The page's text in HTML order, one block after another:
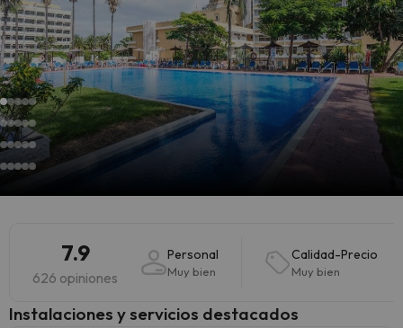
7.9
626 opiniones
Personal
Muy bien
Calidad-Precio
Muy bien
Instalaciones y servicios destacados